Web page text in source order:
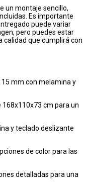
un montaje sencillo,
Es importante
puede variar
pero puedes estar
calidad que cumplirá con
15 mm con melamina y
168x110x73 cm para un
y teclado deslizante
de color para las
detalladas para una